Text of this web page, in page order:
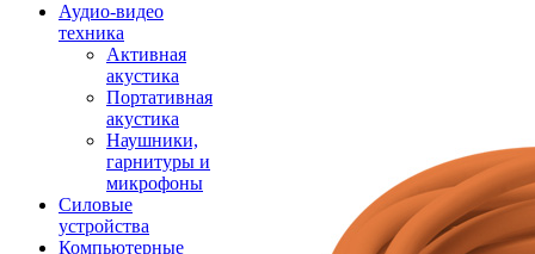
Аудио-видео
техника
Активная
акустика
Портативная
акустика
Наушники,
гарнитуры и
микрофоны
Силовые
устройства
Компьютерные